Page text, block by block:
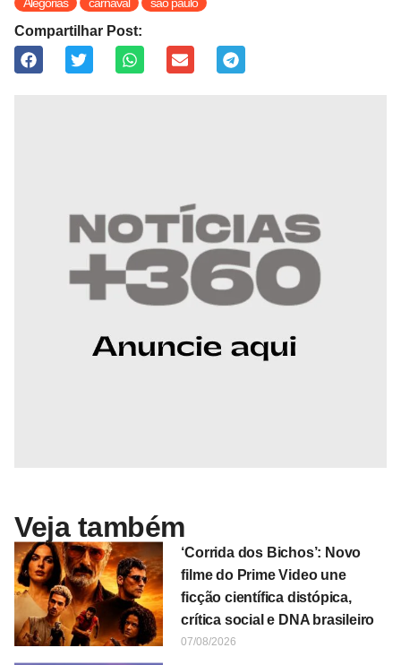
Compartilhar Post:
Veja também
‘Corrida dos Bichos’: Novo
filme do Prime Video une
ficção científica distópica,
crítica social e DNA brasileiro
07/08/2026